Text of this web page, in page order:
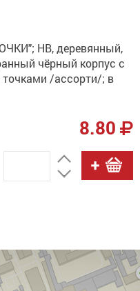
НВ, деревянный,
чёрный корпус с
/ассорти/; в
8.80